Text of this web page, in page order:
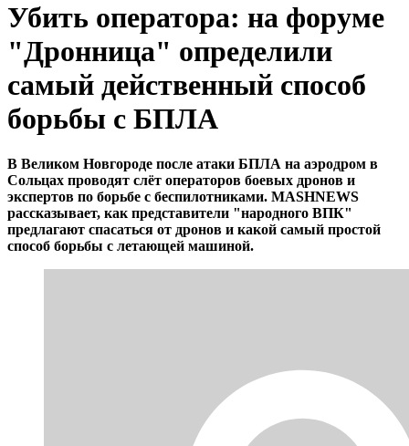
Убить оператора: на форуме
"Дронница" определили
самый действенный способ
борьбы с БПЛА
В Великом Новгороде после атаки БПЛА на аэродром в
Сольцах проводят слёт операторов боевых дронов и
экспертов по борьбе с беспилотниками. MASHNEWS
рассказывает, как представители "народного ВПК"
предлагают спасаться от дронов и какой самый простой
способ борьбы с летающей машиной.